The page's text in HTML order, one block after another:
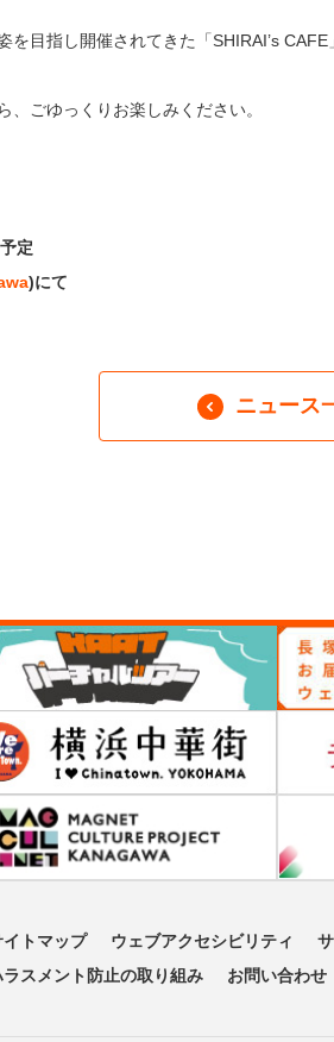
を目指し開催されてきた「SHIRAI’s
ごゆっくりお楽しみください。
定
)にて
ニュース
イトマップ ウェブアクセシビリティ
ラスメント防止の取り組み
お問い合わせ